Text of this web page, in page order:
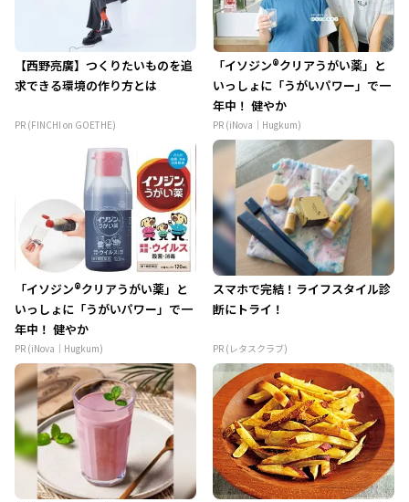
【西野亮廣】つくりたいものを追
求できる環境の作り方とは
PR (FINCHI on GOETHE)
「イソジン®クリアうがい薬」と
いっしょに「うがいパワー」で一
年中！ 健やか
PR (iNova｜Hugkum)
「イソジン®クリアうがい薬」と
いっしょに「うがいパワー」で一
年中！ 健やか
PR (iNova｜Hugkum)
スマホで完結！ライフスタイル診
断にトライ！
PR (レタスクラブ)